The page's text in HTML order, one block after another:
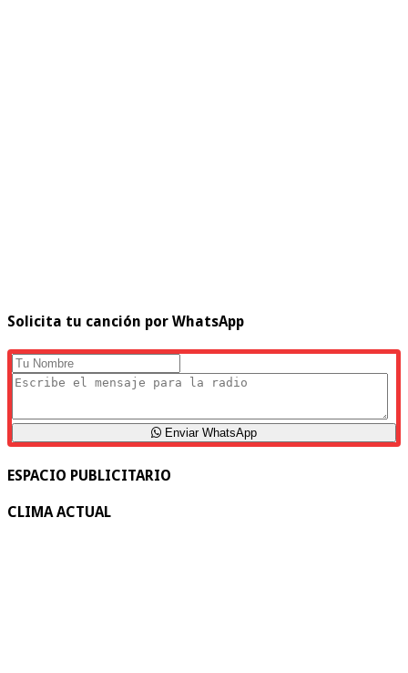
Solicita tu canción por WhatsApp
Enviar WhatsApp
ESPACIO PUBLICITARIO
CLIMA ACTUAL